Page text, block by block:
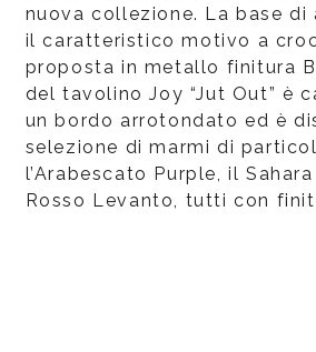
nuova collezione. La base di
il caratteristico motivo a
proposta in metallo finitura
del tavolino Joy “Jut Out” è
un bordo arrotondato ed è
selezione di marmi di
l’Arabescato Purple, il
Rosso Levanto, tutti con